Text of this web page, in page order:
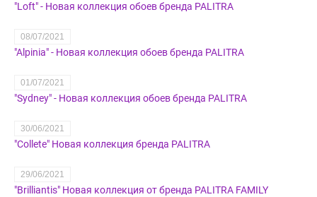
"Loft" - Новая коллекция обоев бренда PALITRA
08/07/2021
"Alpinia" - Новая коллекция обоев бренда PALITRA
01/07/2021
"Sydney" - Новая коллекция обоев бренда PALITRA
30/06/2021
"Collete" Новая коллекция бренда PALITRA
29/06/2021
"Brilliantis" Новая коллекция от бренда PALITRA FAMILY